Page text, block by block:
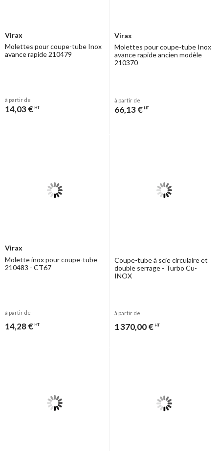
Virax
Molettes pour coupe-tube Inox
avance rapide 210479
à partir de
14,03 € HT
Virax
Molettes pour coupe-tube Inox
avance rapide ancien modèle
210370
à partir de
66,13 € HT
Virax
Molette inox pour coupe-tube
210483 - CT67
à partir de
14,28 € HT
Coupe-tube à scie circulaire et
double serrage - Turbo Cu-
INOX
à partir de
1 370,00 € HT